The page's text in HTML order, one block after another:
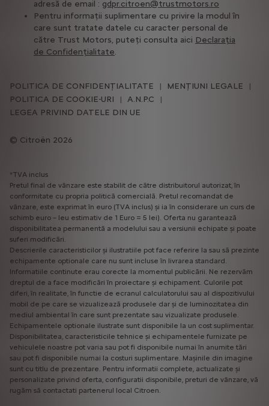
adresă de email : gdpr.citroen@trustmotors.ro
Pentru informații suplimentare cu privire la modul în
care sunt tratate datele cu caracter personal de
către Trust Motors, puteți consulta aici Declarația
de Confidențialitate.
Citroën 2026
POLITICA DE CONFIDENȚIALITATE
MENȚIUNI LEGALE
POLITICA DE COOKIE-URI
A.N.P.C
LEGEA PRIVIND DATELE DIN UE
*TVA inclus
Pretul final de vânzare este stabilit de către distribuitorul autorizat, în
conformitate cu propria politică comercială. Pretul recomandat de
vânzare, este exprimat în euro (TVA inclus) și ia în considerare un curs de
schimb euro – leu estimativ de 1 Euro = 5 lei). Oferta nu garantează
disponibilitatea permanentă a modelului sau a versiunii echipate și poate
suferi modificări.
Descrierile caracteristicilor și ilustratiile pot face referire la sau să prezinte
echipamente optionale care nu sunt incluse în livrarea standard.
Informatiile continute erau corecte la momentul publicării. Ne rezervăm
dreptul de a face modificări în proiectare și echipament. Culorile pot
diferi, în realitate, în functie de ecranul calculatorului sau al dispozitivului
mobil de pe care se vizualizează produsele dar și de luminozitatea din
mediul ambiental în care sunt prezentate sau vizualizate produsele.
Echipamentele optionale ilustrate sunt disponibile la un cost suplimentar.
Disponibilitatea, caracteristicile tehnice și echipamentele furnizate pe
vehiculele noastre pot varia sau pot fi disponibile numai în anumite tări
sau pot fi disponibile numai la costuri suplimentare. Mașinile din imagine
sunt cu titlu de prezentare. Pentru informatii complete, actualizate și
personalizate privind oferta, configuratii disponibile, preturi de vânzare, vă
rugăm să contactati partenerul local Citroen.